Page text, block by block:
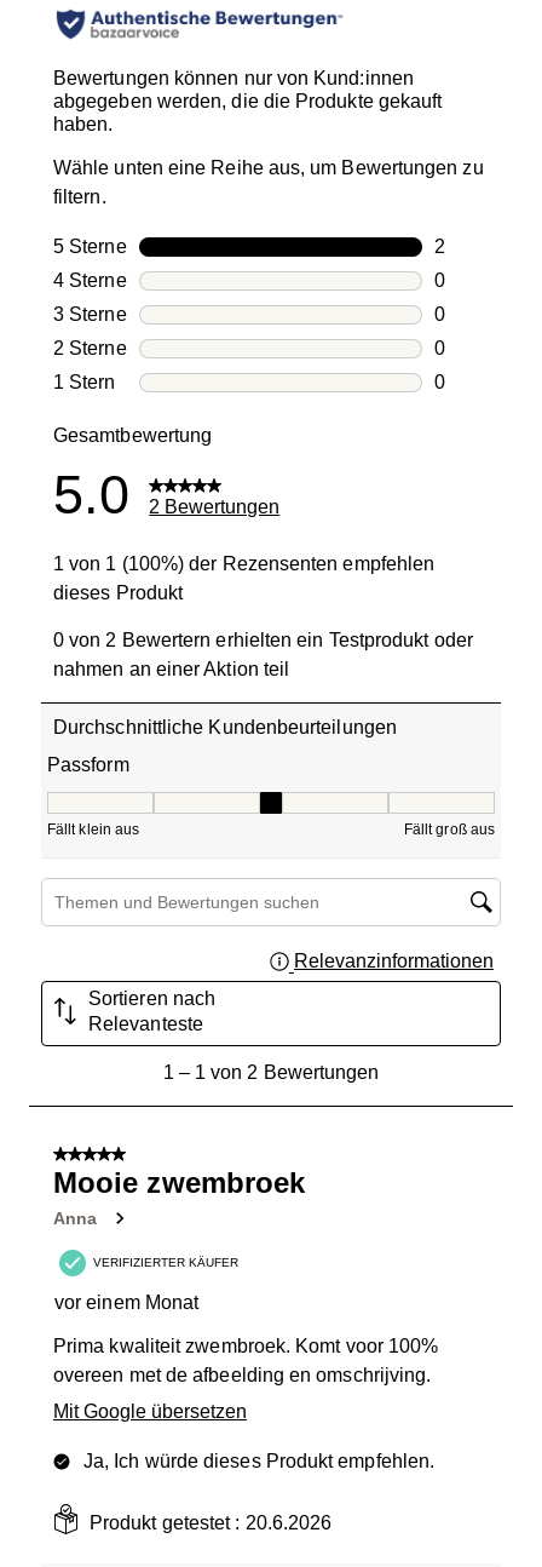
Bewertungen können nur von Kund:innen
abgegeben werden, die die Produkte gekauft
haben.
Wähle unten eine Reihe aus, um Bewertungen zu
filtern.
5 SterneSterne
2
2
4 SterneSterne
0
0
3 SterneSterne
0
0
2 SterneSterne
0
0
1 Stern Sterne
0
Gesamtbewertung
5.0 2 Bewertungen
1 von 1 (100%) der Rezensenten empfehlen
dieses Produkt
0 von 2 Bewertern erhielten ein Testprodukt oder
nahmen an einer Aktion teil
Durchschnittliche Kundenbeurteilungen
Passform
Fällt klein aus Fällt groß aus
Suchthemen und Bewertungen Suchregion
Relevanzinformationen
Sortieren nach
Relevanteste
von
Bewertungen.
1– 1 von 2 Bewertungen
5 von 5 Sternen.
Mooie zwembroek
Anna
VERIFIZIERTER KÄUFER
vor einem Monat
Prima kwaliteit zwembroek. Komt voor 100%
overeen met de afbeelding en omschrijving.
Mit Google übersetzen
Ja, Ich würde dieses Produkt empfehlen.
Produkt getestet : 20.6.2026